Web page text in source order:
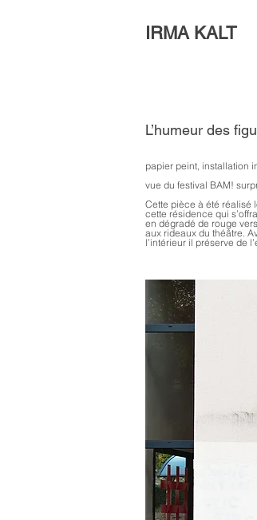
IRMA KALT
L’humeur des
papier peint, installation
vue du festival BAM!
Cette pièce à été réalisé
cette résidence qui
en dégradé de rouge
aux rideaux du théâtre.
l’intérieur il préserve de